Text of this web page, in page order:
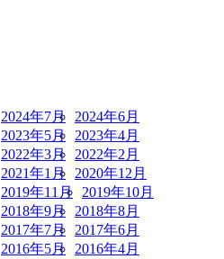
2024年7月 2024年6月
2023年5月 2023年4月
2022年3月 2022年2月
2021年1月 2020年12月
2019年11月 2019年10月
2018年9月 2018年8月
2017年7月 2017年6月
2016年5月 2016年4月